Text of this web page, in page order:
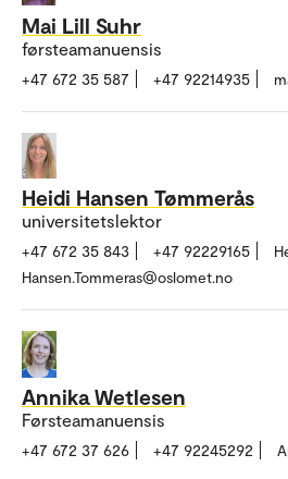
Mai Lill Suhr
førsteamanuensis
+47 672 35 587 +47 92214935
Heidi Hansen Tømmerås
universitetslektor
+47 672 35 843 +47 92229165
Hansen.Tommeras@oslomet.no
Annika Wetlesen
Førsteamanuensis
+47 672 37 626 +47 92245292